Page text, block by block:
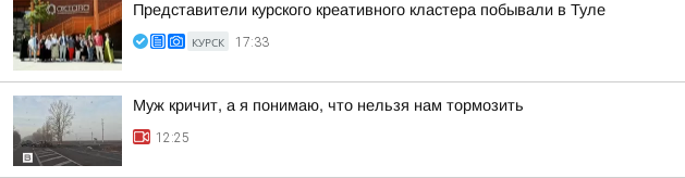
Представители курского креативного кластера побывали в Туле
КУРСК 17:33
Муж кричит, а я понимаю, что нельзя нам тормозить
12:25